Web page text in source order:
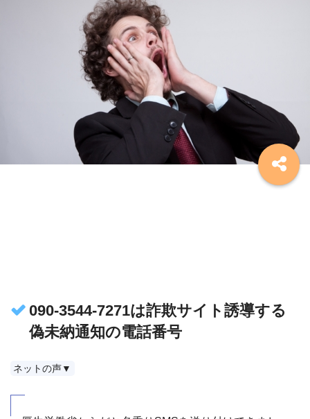
090-3544-7271は詐欺サイト誘導する
偽未納通知の電話番号
ネットの声▼